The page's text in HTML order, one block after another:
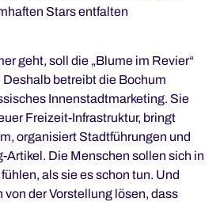
Stars entfalten
geht, soll die „Blume im Revier“
Deshalb betreibt die Bochum
Innenstadtmarketing. Sie
Freizeit-Infrastruktur, bringt
organisiert Stadtführungen und
Artikel. Die Menschen sollen sich in
als sie es schon tun. Und
der Vorstellung lösen, dass